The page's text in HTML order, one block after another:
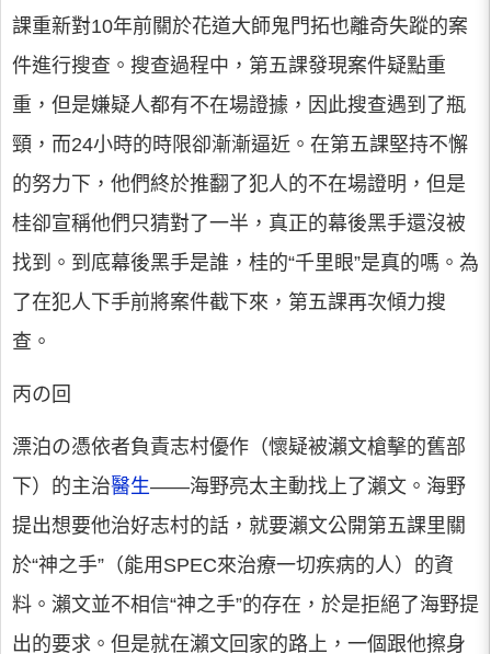
課重新對10年前關於花道大師鬼門拓也離奇失蹤的案
件進行搜查。搜查過程中，第五課發現案件疑點重
重，但是嫌疑人都有不在場證據，因此搜查遇到了瓶
頸，而24小時的時限卻漸漸逼近。在第五課堅持不懈
的努力下，他們終於推翻了犯人的不在場證明，但是
桂卻宣稱他們只猜對了一半，真正的幕後黑手還沒被
找到。到底幕後黑手是誰，桂的“千里眼”是真的嗎。為
了在犯人下手前將案件截下來，第五課再次傾力搜
查。
丙の回
漂泊の憑依者負責志村優作（懷疑被瀨文槍擊的舊部
下）的主治醫生——海野亮太主動找上了瀨文。海野
提出想要他治好志村的話，就要瀨文公開第五課里關
於“神之手”（能用SPEC來治療一切疾病的人）的資
料。瀨文並不相信“神之手”的存在，於是拒絕了海野提
出的要求。但是就在瀨文回家的路上，一個跟他擦身